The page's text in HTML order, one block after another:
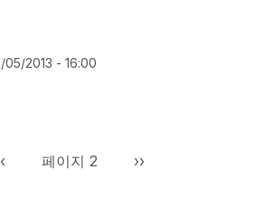
05/2013 - 16:00
우수상 - 박소현(계산여고2)에 대해
전 페이지페이지 2 다음 페이지
››